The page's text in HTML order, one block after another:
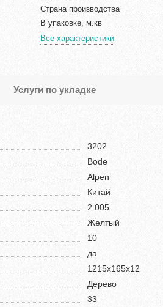
Страна производства
В упаковке, м.кв
Все характеристики
Услуги по укладке
3202
Bode
Alpen
Китай
2.005
Желтый
10
да
1215х165х12
Дерево
33